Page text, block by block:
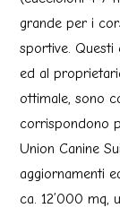
grande per i
sportive.
ed al
ottimale, sono
corrispondono
Union Canine
aggiornamenti
ca. 12’000 mq,